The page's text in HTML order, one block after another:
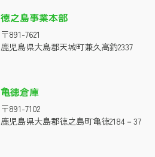
徳之島事業本部
〒891-7621
鹿児島県大島郡天城町兼久高釣2337
亀徳倉庫
〒891-7102
鹿児島県大島郡徳之島町亀徳2184－37